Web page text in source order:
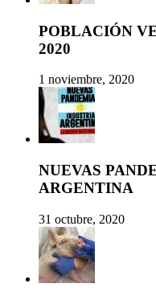
POBLACIÓN
2020
1 noviembre, 2020
NUEVAS
ARGENTINA
31 octubre, 2020